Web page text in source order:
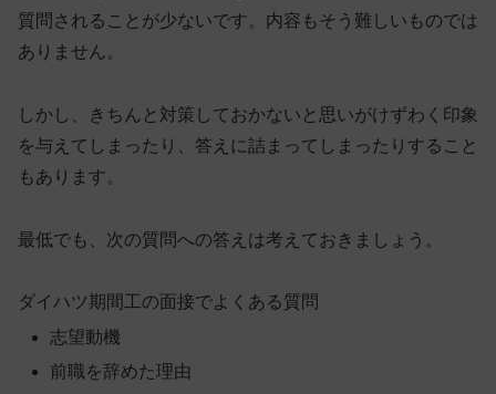
質問されることが少ないです。内容もそう難しいものでは
ありません。
しかし、
きちんと対策しておかないと思いがけずわく印象
を与えてしまったり、答えに詰まってしまったりする こと
もあります。
最低でも、次の質問への答えは考えておきましょう。
ダイハツ期間工の面接でよくある質問
志望動機
前職を辞めた理由